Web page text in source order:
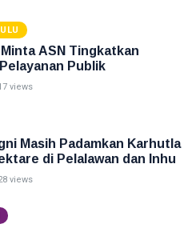
ASN Tingkatkan
Publik
views
Masih Padamkan Karhutla
di Pelalawan dan Inhu
views